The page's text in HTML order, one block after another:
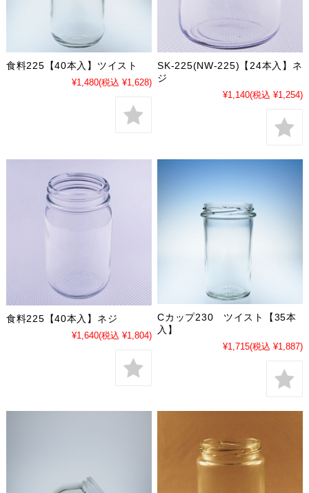
食料225【40本入】ツイスト
¥1,480(税込 ¥1,628)
SK-225(NW-225)【24本入】ネ
ジ
¥1,140(税込 ¥1,254)
食料225【40本入】ネジ
¥1,640(税込 ¥1,804)
Cカップ230 ツイスト【35本
入】
¥1,715(税込 ¥1,887)